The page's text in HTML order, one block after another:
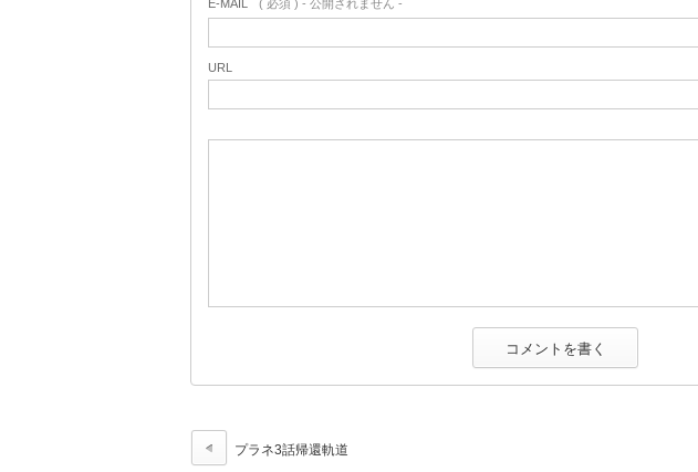
E-MAIL ( 必須 ) - 公開されません -
URL
プラネ3話帰還軌道